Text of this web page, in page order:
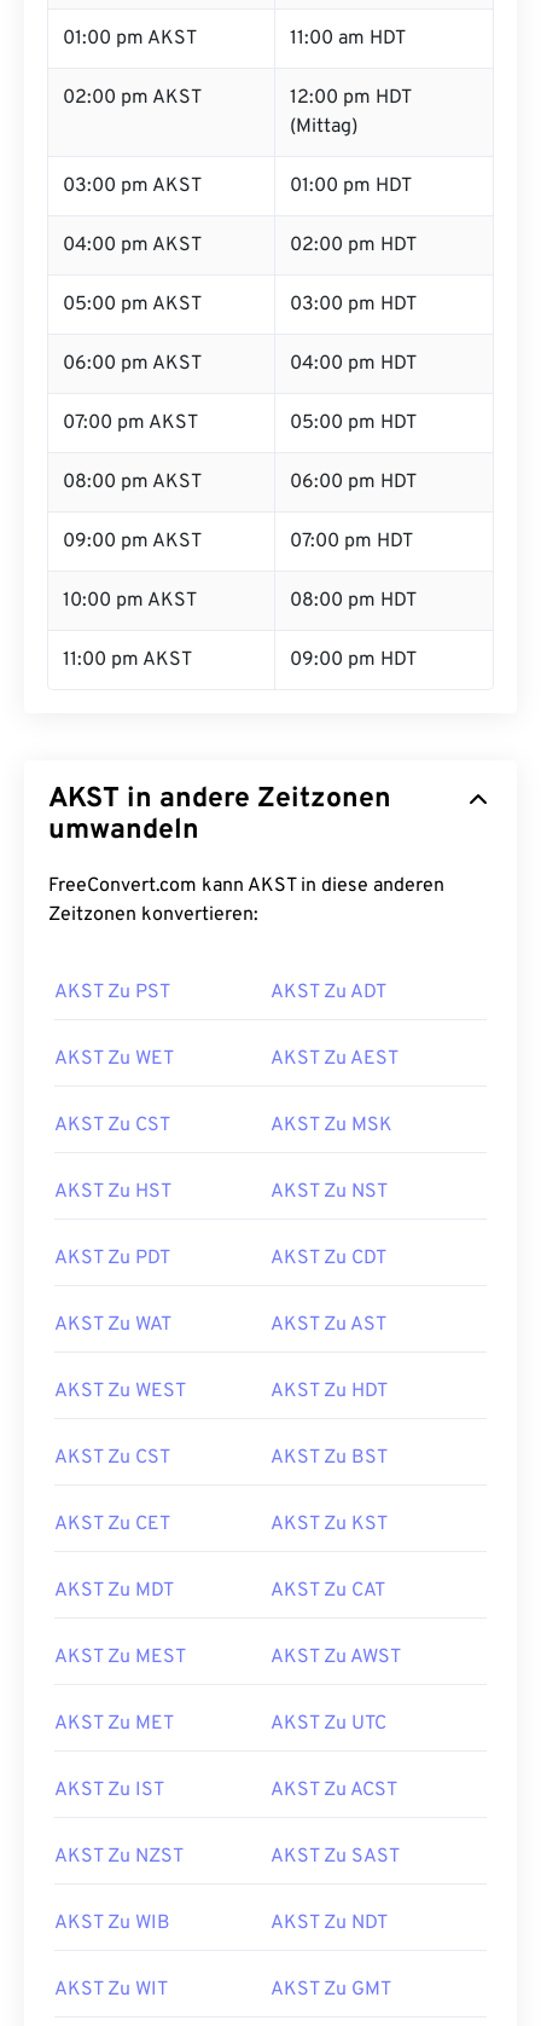
01:00 pm AKST 11:00 am HDT
02:00 pm AKST
12:00 pm HDT
(Mittag)
03:00 pm AKST 01:00 pm HDT
04:00 pm AKST 02:00 pm HDT
05:00 pm AKST 03:00 pm HDT
06:00 pm AKST 04:00 pm HDT
07:00 pm AKST 05:00 pm HDT
08:00 pm AKST 06:00 pm HDT
09:00 pm AKST 07:00 pm HDT
10:00 pm AKST 08:00 pm HDT
11:00 pm AKST 09:00 pm HDT
AKST in andere Zeitzonen
umwandeln
FreeConvert.com kann AKST in diese anderen
Zeitzonen konvertieren:
AKST Zu PST AKST Zu ADT
AKST Zu WET AKST Zu AEST
AKST Zu CST AKST Zu MSK
AKST Zu HST AKST Zu NST
AKST Zu PDT AKST Zu CDT
AKST Zu WAT AKST Zu AST
AKST Zu WEST AKST Zu HDT
AKST Zu CST AKST Zu BST
AKST Zu CET AKST Zu KST
AKST Zu MDT AKST Zu CAT
AKST Zu MEST AKST Zu AWST
AKST Zu MET AKST Zu UTC
AKST Zu IST AKST Zu ACST
AKST Zu NZST AKST Zu SAST
AKST Zu WIB AKST Zu NDT
AKST Zu WIT AKST Zu GMT